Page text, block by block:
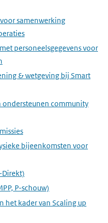
samenwerking
personeelsgegevens voor
& wetgeving bij Smart
community
bijeenkomsten voor
Direkt)
P-schouw)
het kader van Scaling up